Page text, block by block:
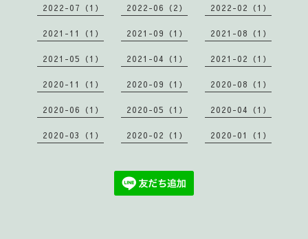
2022-07（1） 2022-06（2） 2022-02（1）
2021-11（1） 2021-09（1） 2021-08（1）
2021-05（1） 2021-04（1） 2021-02（1）
2020-11（1） 2020-09（1） 2020-08（1）
2020-06（1） 2020-05（1） 2020-04（1）
2020-03（1） 2020-02（1） 2020-01（1）